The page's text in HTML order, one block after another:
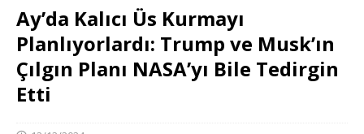
Ay’da Kalıcı Üs Kurmayı
Planlıyorlardı: Trump ve Musk’ın
Çılgın Planı NASA’yı Bile Tedirgin
Etti